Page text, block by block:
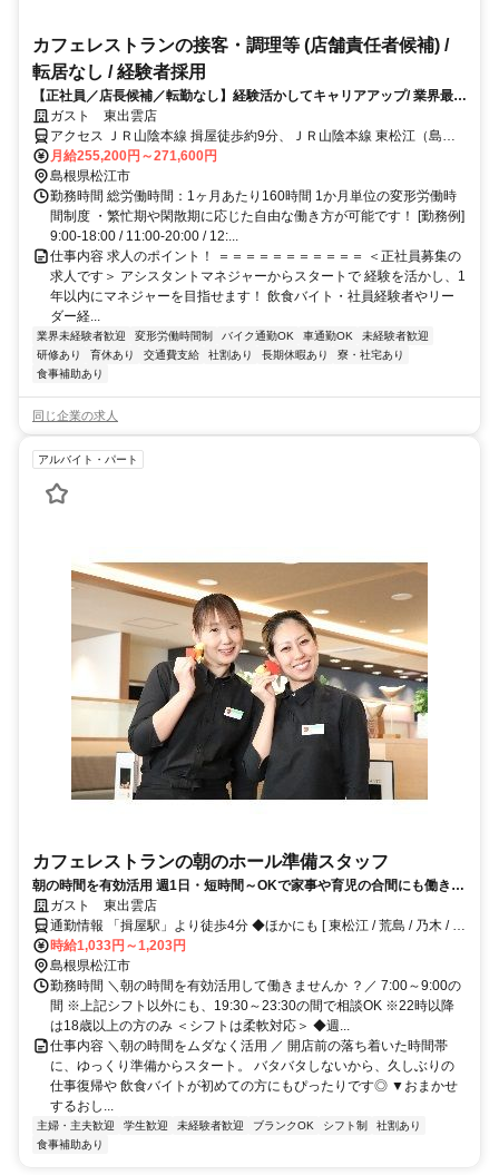
カフェレストランの接客・調理等 (店舗責任者候補) /
転居なし / 経験者採用
【正社員／店長候補／転勤なし】経験活かしてキャリアアップ/ 業界最大
級の昇給・賞与で還元/ 研修充実
ガスト 東出雲店
アクセス ＪＲ山陰本線 揖屋徒歩約9分、ＪＲ山陰本線 東松江（島根
県）徒歩約47分、ＪＲ山陰本線 荒島徒歩約74分 JR揖屋駅徒歩9分
月給255,200円～271,600円
島根県松江市
勤務時間 総労働時間：1ヶ月あたり160時間 1か月単位の変形労働時
間制度 ・繁忙期や閑散期に応じた自由な働き方が可能です！ [勤務例]
9:00-18:00 / 11:00-20:00 / 12:...
仕事内容 求人のポイント！ ＝＝＝＝＝＝＝＝＝＝＝ ＜正社員募集の
求人です＞ アシスタントマネジャーからスタートで 経験を活かし、1
年以内にマネジャーを目指せます！ 飲食バイト・社員経験者やリー
ダー経...
業界未経験者歓迎 変形労働時間制 バイク通勤OK 車通勤OK
未経験者歓迎
研修あり
育休あり 交通費支給 社割あり 長期休暇あり
寮・社宅あり
食事補助あり
同じ企業の求人
アルバイト・パート
カフェレストランの朝のホール準備スタッフ
朝の時間を有効活用 週1日・短時間～OKで家事や育児の合間にも働きや
すい 常連さんも多く、落ち着いた雰囲気のガストで未経験から安心スタ
ート
ガスト 東出雲店
通勤情報 「揖屋駅」より徒歩4分 ◆ほかにも [ 東松江 / 荒島 / 乃木 / 揖
屋 ] からも車で3～15分程度!!※自転車 / 車 / バイク通勤OK
時給1,033円～1,203円
島根県松江市
勤務時間 ＼朝の時間を有効活用して働きませんか ？／ 7:00～9:00の
間 ※上記シフト以外にも、19:30～23:30の間で相談OK ※22時以降
は18歳以上の方のみ ＜シフトは柔軟対応＞ ◆週...
仕事内容 ＼朝の時間をムダなく活用 ／ 開店前の落ち着いた時間帯
に、ゆっくり準備からスタート。 バタバタしないから、久しぶりの
仕事復帰や 飲食バイトが初めての方にもぴったりです◎ ▼おまかせ
するおし...
主婦・主夫歓迎 学生歓迎 未経験者歓迎 ブランクOK シフト制
社割あり
食事補助あり